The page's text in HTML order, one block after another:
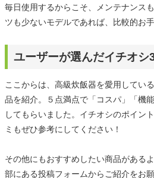
毎日使用するからこそ、メンテナンス
ツも少ないモデルであれば、比較的お
ユーザーが選んだイチオシ
ここからは、高級炊飯器を愛用してい
品を紹介。５点満点で「コスパ」「機
してもらいました。イチオシのポイン
ミもぜひ参考にしてください！
その他にもおすすめしたい商品がある
部にある投稿フォームからご紹介をお願